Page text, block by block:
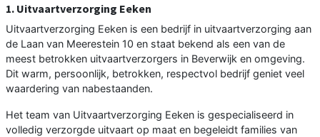
1. Uitvaartverzorging Eeken
Uitvaartverzorging Eeken is een bedrijf in uitvaartverzorging aan
de Laan van Meerestein 10 en staat bekend als een van de
meest betrokken uitvaartverzorgers in Beverwijk en omgeving.
Dit warm, persoonlijk, betrokken, respectvol bedrijf geniet veel
waardering van nabestaanden.
Het team van Uitvaartverzorging Eeken is gespecialiseerd in
volledig verzorgde uitvaart op maat en begeleidt families van